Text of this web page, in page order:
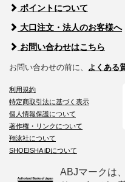
ポイントについて
大口注文・法人のお客様へ
お問い合わせはこちら
お問い合わせの前に、 よくある
利用規約
特定商取引法に基づく表示
個人情報保護について
著作権・リンクについて
翔泳社について
SHOEISHA iDについて
ABJマークは